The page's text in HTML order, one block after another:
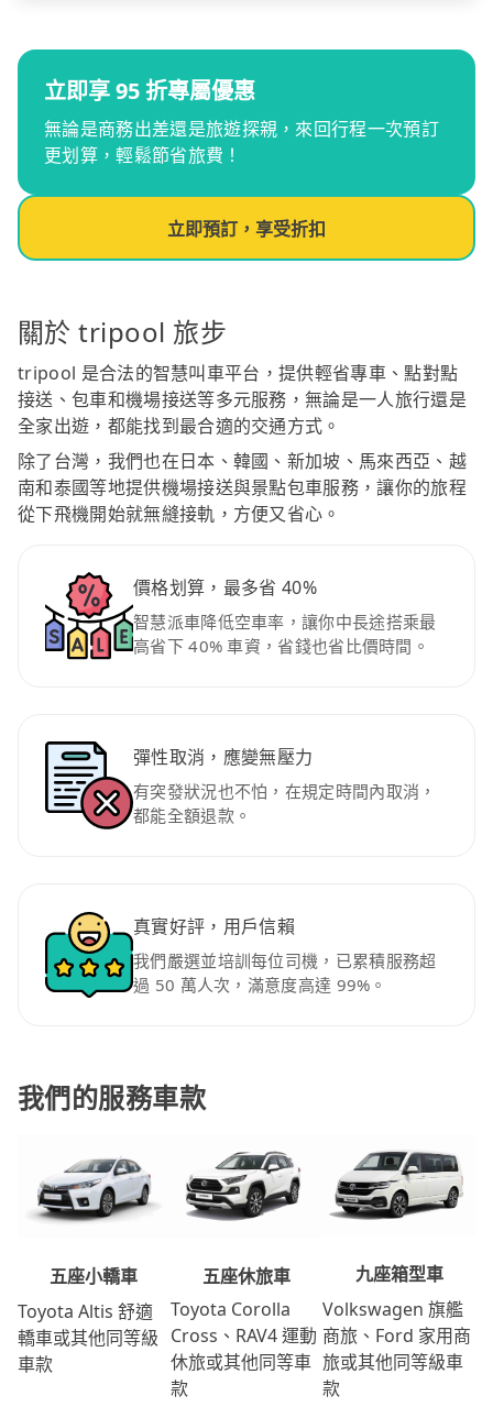
立即享 95 折專屬優惠
無論是商務出差還是旅遊探親，來回行程一次預訂
更划算，輕鬆節省旅費！
立即預訂，享受折扣
關於 tripool 旅步
tripool 是合法的智慧叫車平台，提供輕省專車、點對點
接送、包車和機場接送等多元服務，無論是一人旅行還是
全家出遊，都能找到最合適的交通方式。
除了台灣，我們也在日本、韓國、新加坡、馬來西亞、越
南和泰國等地提供機場接送與景點包車服務，讓你的旅程
從下飛機開始就無縫接軌，方便又省心。
價格划算，最多省 40%
智慧派車降低空車率，讓你中長途搭乘最
高省下 40% 車資，省錢也省比價時間。
彈性取消，應變無壓力
有突發狀況也不怕，在規定時間內取消，
都能全額退款。
真實好評，用戶信賴
我們嚴選並培訓每位司機，已累積服務超
過 50 萬人次，滿意度高達 99%。
我們的服務車款
五座小轎車
Toyota Altis 舒適
轎車或其他同等級
車款
五座休旅車
Toyota Corolla
Cross、RAV4 運動
休旅或其他同等車
款
九座箱型車
Volkswagen 旗艦
商旅、Ford 家用商
旅或其他同等級車
款